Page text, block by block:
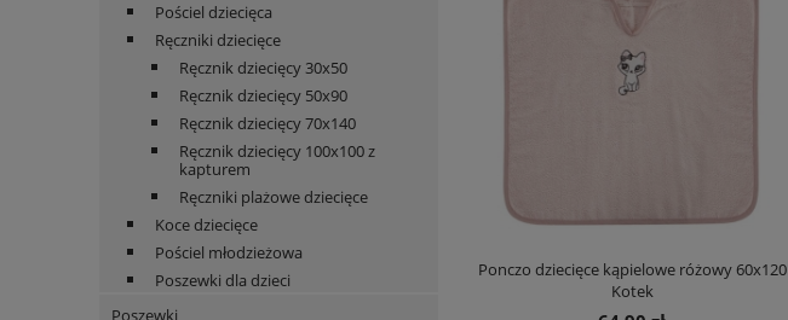
Pościel dziecięca
Ręczniki dziecięce
Ręcznik dziecięcy 30x50
Ręcznik dziecięcy 50x90
Ręcznik dziecięcy 70x140
Ręcznik dziecięcy 100x100 z
kapturem
Ręczniki plażowe dziecięce
Koce dziecięce
Pościel młodzieżowa
Poszewki dla dzieci
Poszewki
Ponczo dziecięce kąpielowe różowy 60x120
Kotek